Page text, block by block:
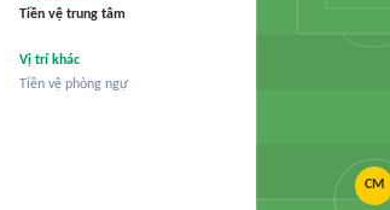
Tiền vệ trung tâm
Vị trí khác
Tiền vệ phòng ngự
CM